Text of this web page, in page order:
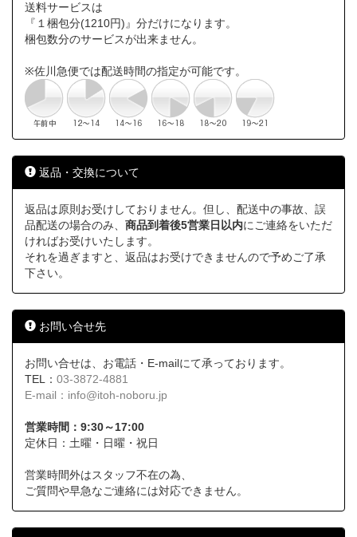
送料サービスは
『１梱包分(1210円)』分だけになります。
梱包数分のサービスが出来ません。
※佐川急便では配送時間の指定が可能です。
返品・交換について
返品は原則お受けしておりません。但し、配送中の事故、誤
品配送の場合のみ、 商品到着後5営業日以内にご連絡をいただ
ければお受けいたします。
それを過ぎますと、返品はお受けできませんので予めご了承
下さい。
お問い合せ先
お問い合せは、お電話・E-mailにて承っております。
TEL： 03-3872-4881
E-mail： info@itoh-noboru.jp
営業時間：9:30～17:00
定休日：土曜・日曜・祝日
営業時間外はスタッフ不在の為、
ご質問や早急なご連絡には対応できません。